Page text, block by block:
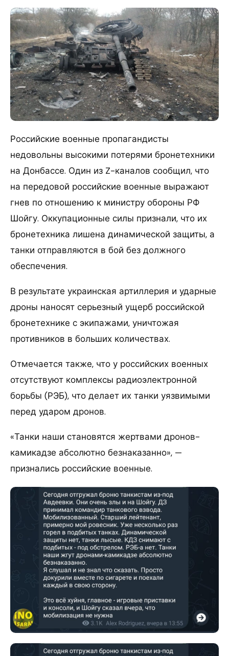
Российские военные пропагандисты
недовольны высокими потерями бронетехники
на Донбассе. Один из Z-каналов сообщил, что
на передовой российские военные выражают
гнев по отношению к министру обороны РФ
Шойгу. Оккупационные силы признали, что их
бронетехника лишена динамической защиты, а
танки отправляются в бой без должного
обеспечения.
В результате украинская артиллерия и ударные
дроны наносят серьезный ущерб российской
бронетехнике с экипажами, уничтожая
противников в больших количествах.
Отмечается также, что у российских военных
отсутствуют комплексы радиоэлектронной
борьбы (РЭБ), что делает их танки уязвимыми
перед ударом дронов.
«Танки наши становятся жертвами дронов-
камикадзе абсолютно безнаказанно», —
признались российские военные.